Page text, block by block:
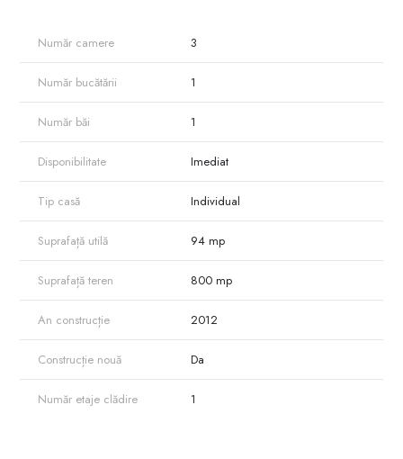
Număr camere 3
Număr bucătării 1
Număr băi 1
Disponibilitate Imediat
Tip casă Individual
Suprafață utilă 94 mp
Suprafață teren 800 mp
An construcție 2012
Construcție nouă Da
Număr etaje clădire 1